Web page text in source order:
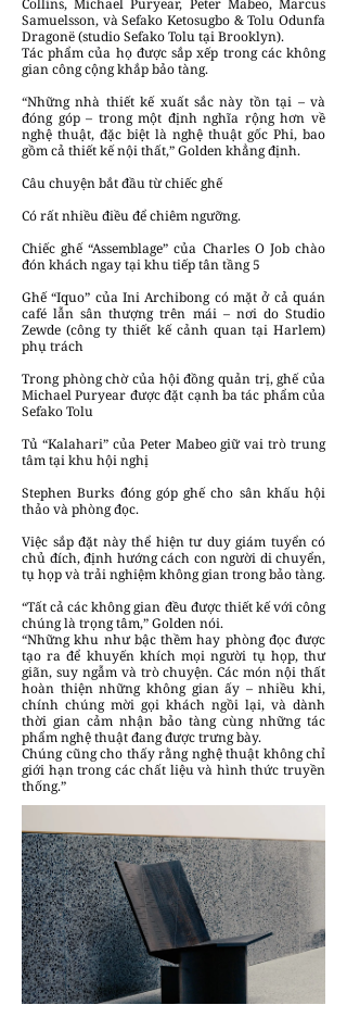
Collins, Michael Puryear, Peter Mabeo, Marcus
Samuelsson, và Sefako Ketosugbo & Tolu Odunfa
Dragonë (studio Sefako Tolu tại Brooklyn).
Tác phẩm của họ được sắp xếp trong các không
gian công cộng khắp bảo tàng.
“Những nhà thiết kế xuất sắc này tồn tại – và
đóng góp – trong một định nghĩa rộng hơn về
nghệ thuật, đặc biệt là nghệ thuật gốc Phi, bao
gồm cả thiết kế nội thất,” Golden khẳng định.
Câu chuyện bắt đầu từ chiếc ghế
Có rất nhiều điều để chiêm ngưỡng.
Chiếc ghế “Assemblage” của Charles O Job chào
đón khách ngay tại khu tiếp tân tầng 5
Ghế “Iquo” của Ini Archibong có mặt ở cả quán
café lẫn sân thượng trên mái – nơi do Studio
Zewde (công ty thiết kế cảnh quan tại Harlem)
phụ trách
Trong phòng chờ của hội đồng quản trị, ghế của
Michael Puryear được đặt cạnh ba tác phẩm của
Sefako Tolu
Tủ “Kalahari” của Peter Mabeo giữ vai trò trung
tâm tại khu hội nghị
Stephen Burks đóng góp ghế cho sân khấu hội
thảo và phòng đọc.
Việc sắp đặt này thể hiện tư duy giám tuyển có
chủ đích, định hướng cách con người di chuyển,
tụ họp và trải nghiệm không gian trong bảo tàng.
“Tất cả các không gian đều được thiết kế với công
chúng là trọng tâm,” Golden nói.
“Những khu như bậc thềm hay phòng đọc được
tạo ra để khuyến khích mọi người tụ họp, thư
giãn, suy ngẫm và trò chuyện. Các món nội thất
hoàn thiện những không gian ấy – nhiều khi,
chính chúng mời gọi khách ngồi lại, và dành
thời gian cảm nhận bảo tàng cùng những tác
phẩm nghệ thuật đang được trưng bày.
Chúng cũng cho thấy rằng nghệ thuật không chỉ
giới hạn trong các chất liệu và hình thức truyền
thống.”